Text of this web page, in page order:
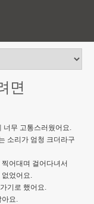
면
너무 고통스러웠어요.
소리가 엄청 크더라구
어대며 걸어다녀서
없었어요.
기로 했어요.
아요.